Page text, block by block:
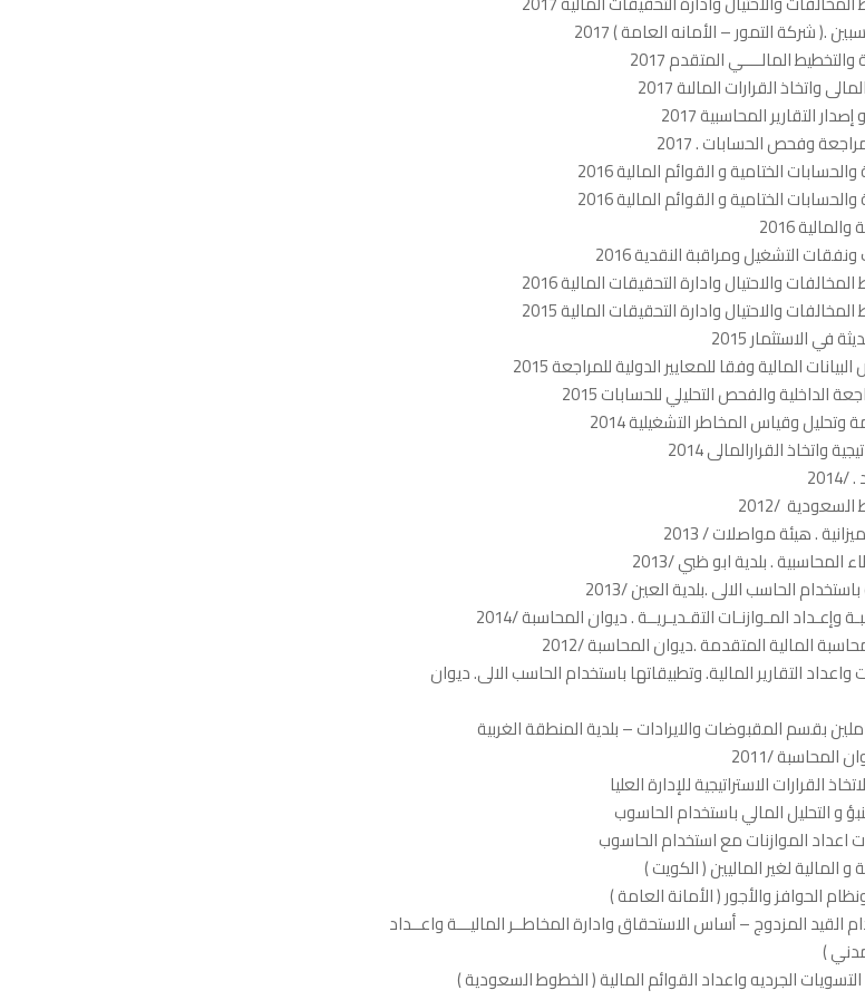
.( شركة التمور – الأمانه العامة ) 2017
المالــــي المتقدم 2017
واتخاذ القرارات المالىة 2017
التقارير المحاسبية 2017
وفحص الحسابات . 2017
الختامية و القوائم المالية 2016
الختامية و القوائم المالية 2016
2016
التشغيل ومراقبة النقدية 2016
والاحتيال وادارة التحقيقات المالية 2016
والاحتيال وادارة التحقيقات المالية 2015
في الاستثمار 2015
المالية وفقا للمعايير الدولية للمراجعة 2015
الداخلية والفحص التحليلي للحسابات 2015
وتحليل وقياس المخاطر التشغيلية 2014
واتخاذ القرارالمالى 2014
/2012
. هيئة مواصلات / 2013
المحاسبية . بلدية ابو ظبي /2013
الحاسب الالى .بلدية العين /2013
المـوازنـات التقـديـريــة . ديوان المحاسبة /2014
المالية المتقدمة .ديوان المحاسبة /2012
واعداد التقارير المالية. وتطبيقاتها باستخدام الحاسب الالى. ديوان
بقسم المقبوضات والايرادات – بلدية المنطقة الغربية
المحاسبة /2011
القرارات الاستراتيجية للإدارة العليا
و التحليل المالي باستخدام الحاسوب
اعداد الموازنات مع استخدام الحاسوب
المالية لغير الماليين ( الكويت )
الحوافز والأجور ( الأمانة العامة )
القيد المزدوج – أساس الاستحقاق وادارة المخاطــر الماليـــة واعــداد
)
الجرديه واعداد القوائم المالية ( الخطوط السعودية )